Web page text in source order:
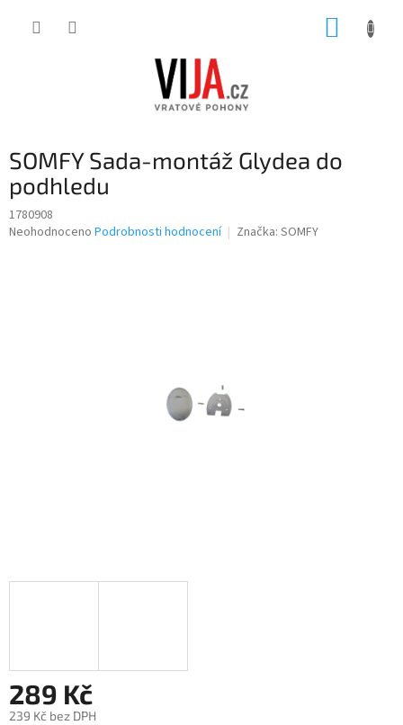
SOMFY Sada-montáž Glydea do
podhledu
1780908
Průměrné
Neohodnoceno Podrobnosti hodnocení Značka: SOMFY
289 Kč
239 Kč bez DPH